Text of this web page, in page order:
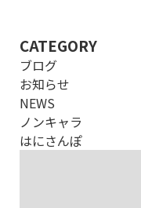
CATEGORY
ブログ
お知らせ
NEWS
ノンキャラ
はにさんぽ